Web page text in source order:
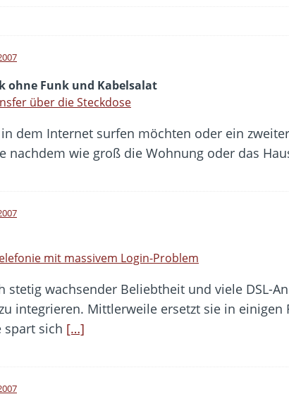
ohne Funk und Kabelsalat
über die Steckdose
dem Internet surfen möchten oder ein
nachdem wie groß die Wohnung oder das
mit massivem Login-Problem
stetig wachsender Beliebtheit und viele DSL-
integrieren. Mittlerweile ersetzt sie in einigen
spart sich […]